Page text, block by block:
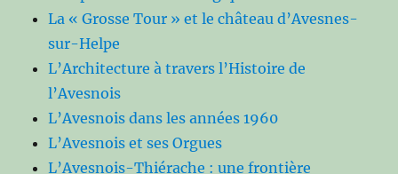
La « Grosse Tour » et le château d’Avesnes-
sur-Helpe
L’Architecture à travers l’Histoire de
l’Avesnois
L’Avesnois dans les années 1960
L’Avesnois et ses Orgues
L’Avesnois-Thiérache : une frontière